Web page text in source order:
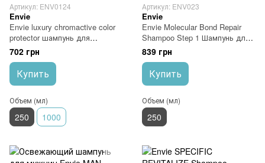
Артикул: ENV0124
Envie
Envie luxury chromaсtive color
protector шампунь для
сохранения цвета с
экстрактом граната 250 мл
702 грн
Купить
Объем (мл)
250 1000
Артикул: ENV023
Envie
Envie Molecular Bond Repair
Shampoo Step 1 Шампунь для
восстановления волос
839 грн
Купить
Объем (мл)
250